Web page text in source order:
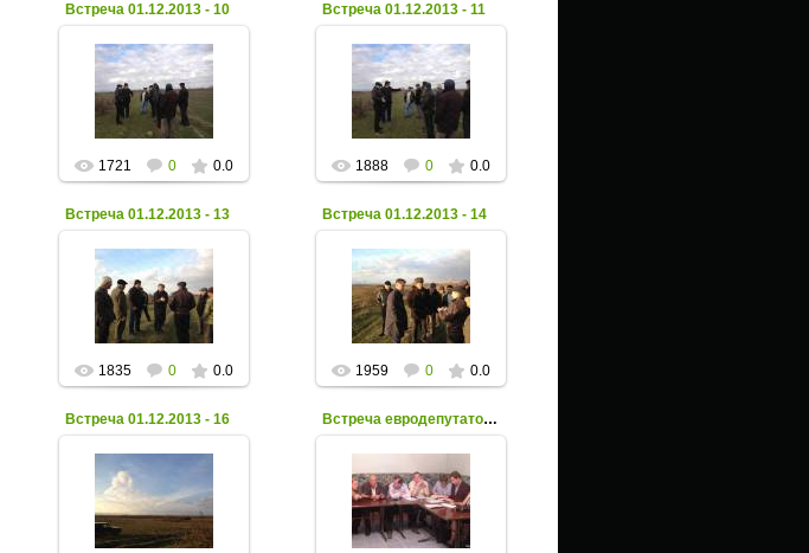
Встреча 01.12.2013 - 10
06 Декабря 2013
Xpax
1721 0 0.0
Встреча 01.12.2013 - 11
06 Декабря 2013
Xpax
1888 0 0.0
Встреча 01.12.2013 - 13
06 Декабря 2013
Xpax
1835 0 0.0
Встреча 01.12.2013 - 14
06 Декабря 2013
Xpax
1959 0 0.0
Встреча 01.12.2013 - 16
06 Декабря 2013
Xpax
Встреча евродепутатов с храхубинцами - 1
07 Сентября 2013
Xpax